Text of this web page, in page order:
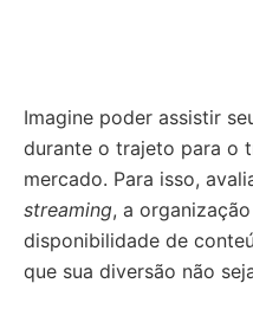
Imagine poder assistir
durante o trajeto para o
mercado. Para isso,
streaming, a
disponibilidade de
que sua diversão não